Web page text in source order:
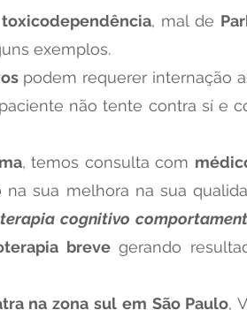
toxicodependência, mal de
exemplos.
podem requerer internação
não tente contra sí e
, temos consulta com
sua melhora na sua
terapia cognitivo
breve gerando
na zona sul em São Paulo,